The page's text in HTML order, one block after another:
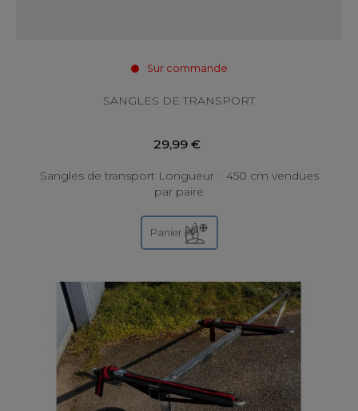
Sur commande
SANGLES DE TRANSPORT
29,99 €
Sangles de transport Longueur : 450 cm vendues
par paire
Panier